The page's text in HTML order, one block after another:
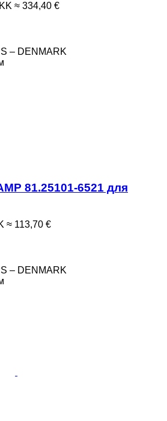
≈ 334,40 €
– DENMARK
81.25101-6521 для
≈ 113,70 €
– DENMARK